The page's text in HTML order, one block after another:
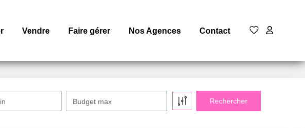
Vendre Faire gérer Nos Agences Contact
Budget max